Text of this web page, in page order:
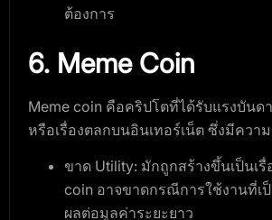
ต้องการ
6. Meme Coin
Meme coin คือคริปโตที่ได้รับแรงบันด
หรือเรื่องตลกบนอินเทอร์เน็ต ซึ่งมีความ
ขาด Utility: มักถูกสร้างขึ้นเป็นเ
coin อาจขาดกรณีการใช้งานที่เ
ผลต่อมูลค่าระยะยาว